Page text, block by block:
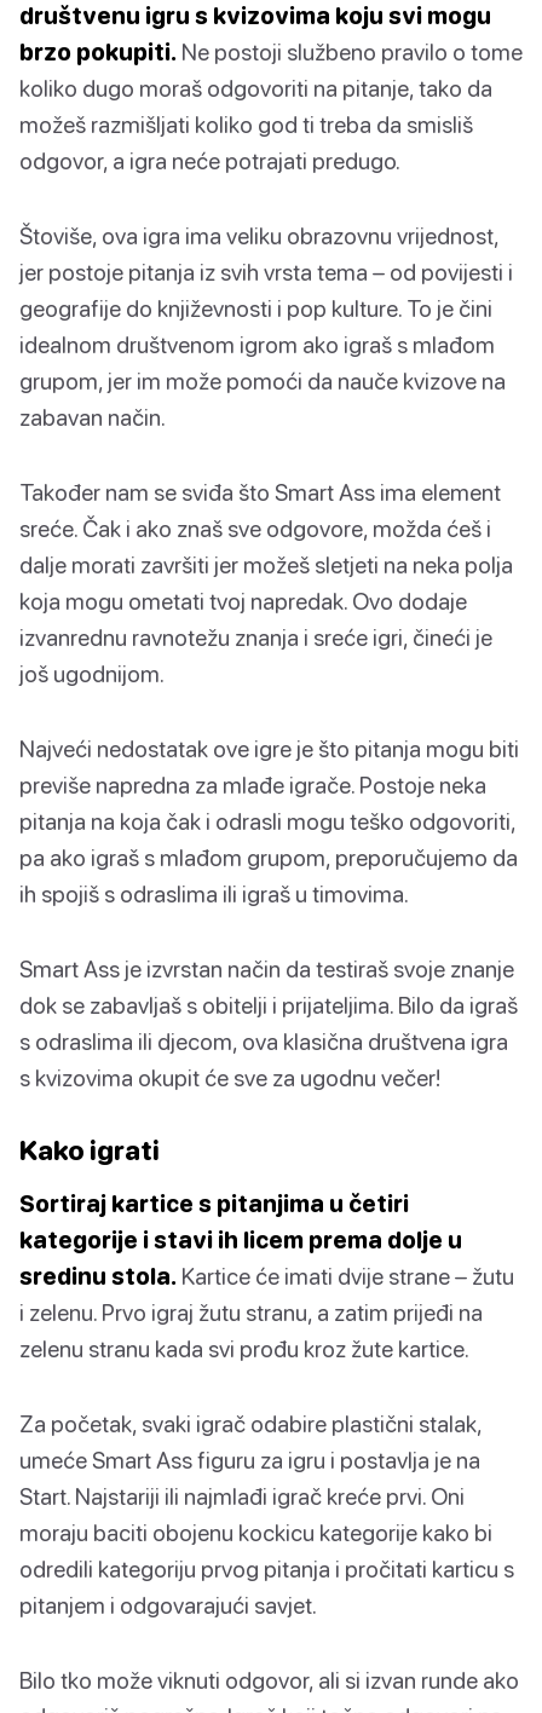
društvenu igru s kvizovima koju svi mogu
brzo pokupiti. Ne postoji službeno pravilo o tome
koliko dugo moraš odgovoriti na pitanje, tako da
možeš razmišljati koliko god ti treba da smisliš
odgovor, a igra neće potrajati predugo.
Štoviše, ova igra ima veliku obrazovnu vrijednost,
jer postoje pitanja iz svih vrsta tema – od povijesti i
geografije do književnosti i pop kulture. To je čini
idealnom društvenom igrom ako igraš s mlađom
grupom, jer im može pomoći da nauče kvizove na
zabavan način.
Također nam se sviđa što Smart Ass ima element
sreće. Čak i ako znaš sve odgovore, možda ćeš i
dalje morati završiti jer možeš sletjeti na neka polja
koja mogu ometati tvoj napredak. Ovo dodaje
izvanrednu ravnotežu znanja i sreće igri, čineći je
još ugodnijom.
Najveći nedostatak ove igre je što pitanja mogu biti
previše napredna za mlađe igrače. Postoje neka
pitanja na koja čak i odrasli mogu teško odgovoriti,
pa ako igraš s mlađom grupom, preporučujemo da
ih spojiš s odraslima ili igraš u timovima.
Smart Ass je izvrstan način da testiraš svoje znanje
dok se zabavljaš s obitelji i prijateljima. Bilo da igraš
s odraslima ili djecom, ova klasična društvena igra
s kvizovima okupit će sve za ugodnu večer!
Kako igrati
Sortiraj kartice s pitanjima u četiri
kategorije i stavi ih licem prema dolje u
sredinu stola. Kartice će imati dvije strane – žutu
i zelenu. Prvo igraj žutu stranu, a zatim prijeđi na
zelenu stranu kada svi prođu kroz žute kartice.
Za početak, svaki igrač odabire plastični stalak,
umeće Smart Ass figuru za igru i postavlja je na
Start. Najstariji ili najmlađi igrač kreće prvi. Oni
moraju baciti obojenu kockicu kategorije kako bi
odredili kategoriju prvog pitanja i pročitati karticu s
pitanjem i odgovarajući savjet.
Bilo tko može viknuti odgovor, ali si izvan runde ako